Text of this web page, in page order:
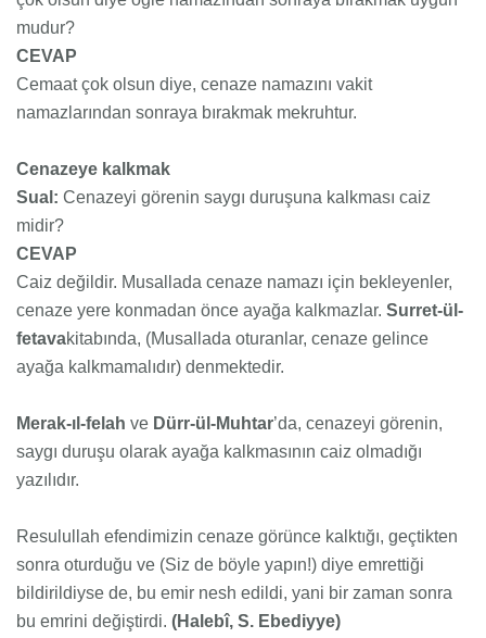
mudur?
CEVAP
Cemaat çok olsun diye, cenaze namazını vakit
namazlarından sonraya bırakmak mekruhtur.
Cenazeye kalkmak
Sual: Cenazeyi görenin saygı duruşuna kalkması caiz
midir?
CEVAP
Caiz değildir. Musallada cenaze namazı için bekleyenler,
cenaze yere konmadan önce ayağa kalkmazlar. Surret-ül-
fetavakitabında, (Musallada oturanlar, cenaze gelince
ayağa kalkmamalıdır) denmektedir.
Merak-ıl-felah ve Dürr-ül-Muhtar’da, cenazeyi görenin,
saygı duruşu olarak ayağa kalkmasının caiz olmadığı
yazılıdır.
Resulullah efendimizin cenaze görünce kalktığı, geçtikten
sonra oturduğu ve (Siz de böyle yapın!) diye emrettiği
bildirildiyse de, bu emir nesh edildi, yani bir zaman sonra
bu emrini değiştirdi. (Halebî, S. Ebediyye)